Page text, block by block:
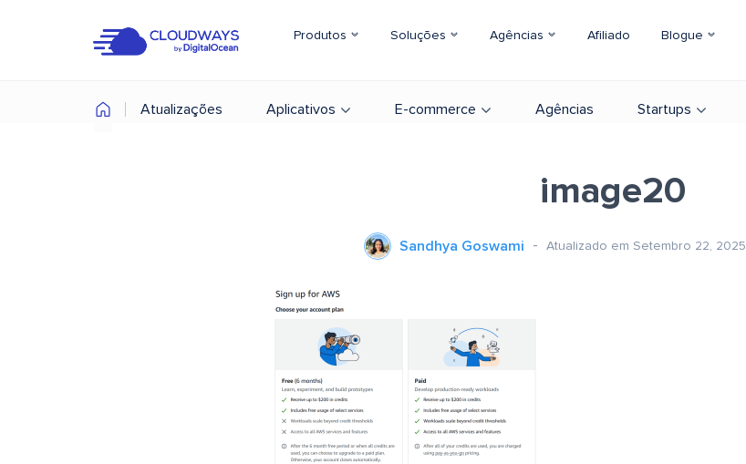
Produtos Soluções Agências Afiliado Blogue
Atualizações Aplicativos E-commerce Agências Startups
image20
Sandhya Goswami Atualizado em Setembro 22, 2025